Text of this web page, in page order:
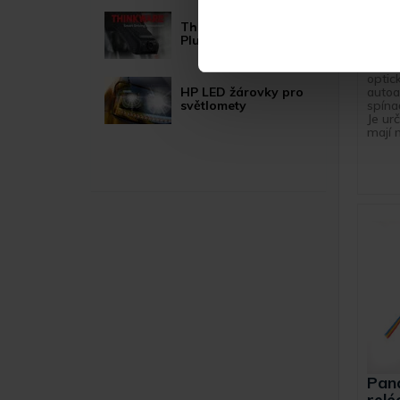
Thinkware U1000
Plus
HP LED žárovky pro
světlomety
M
Je
mají